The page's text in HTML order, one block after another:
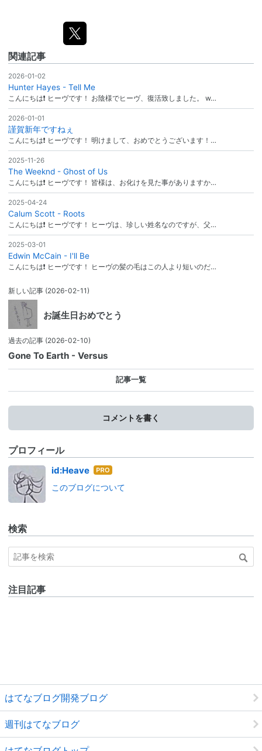
関連記事
2026-01-02
Hunter Hayes - Tell Me
こんにちは❗ ヒーヴです！ お陰様でヒーヴ、復活致しました。 w…
2026-01-01
謹賀新年ですねぇ
こんにちは❗ ヒーヴです！ 明けまして、おめでとうございます！…
2025-11-26
The Weeknd - Ghost of Us
こんにちは❗ ヒーヴです！ 皆様は、お化けを見た事がありますか…
2025-04-24
Calum Scott - Roots
こんにちは❗ ヒーヴです！ ヒーヴは、珍しい姓名なのですが、父…
2025-03-01
Edwin McCain - I'll Be
こんにちは❗ ヒーヴです！ ヒーヴの髪の毛はこの人より短いのだ…
新しい記事 (2026-02-11)
お誕生日おめでとう
過去の記事 (2026-02-10)
Gone To Earth - Versus
記事一覧
コメントを書く
プロフィール
id:Heave はて
ログ
このブログについて
検索
注目記事
はてなブログ開発ブログ
週刊はてなブログ